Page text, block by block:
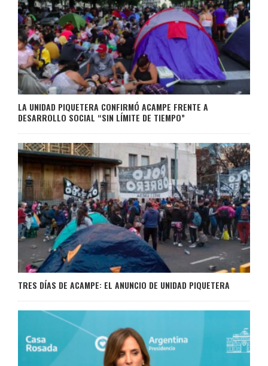
LA UNIDAD PIQUETERA CONFIRMÓ ACAMPE FRENTE A
DESARROLLO SOCIAL “SIN LÍMITE DE TIEMPO”
TRES DÍAS DE ACAMPE: EL ANUNCIO DE UNIDAD PIQUETERA